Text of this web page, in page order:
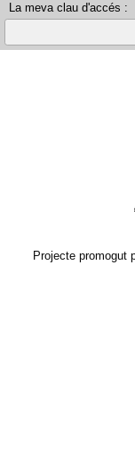
La meva clau d'accés :
Projecte promogut